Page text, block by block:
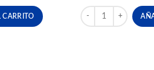
X 12 UNDS cantidad
CARRITO
CHOCOLATE M&M